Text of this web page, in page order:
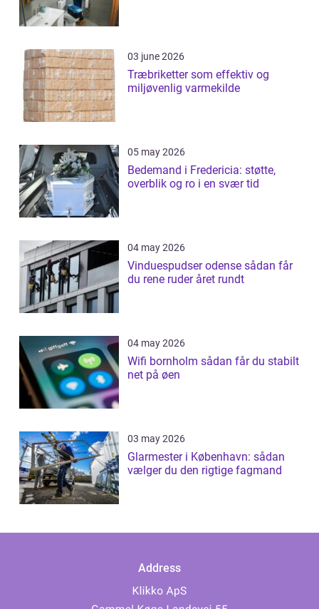
03 june 2026
Træbriketter som effektiv og
miljøvenlig varmekilde
05 may 2026
Bedemand i Fredericia: støtte,
overblik og ro i en svær tid
04 may 2026
Vinduespudser odense sådan får
du rene ruder året rundt
04 may 2026
Wifi bornholm sådan får du stabilt
net på øen
03 may 2026
Glarmester i København: sådan
vælger du den rigtige fagmand
Address